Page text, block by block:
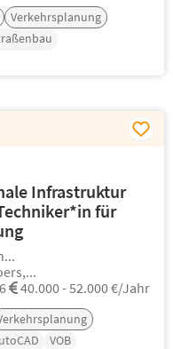
Verkehrsplanung
Infrastruktur
für
40.000 - 52.000 €/Jahr
VOB